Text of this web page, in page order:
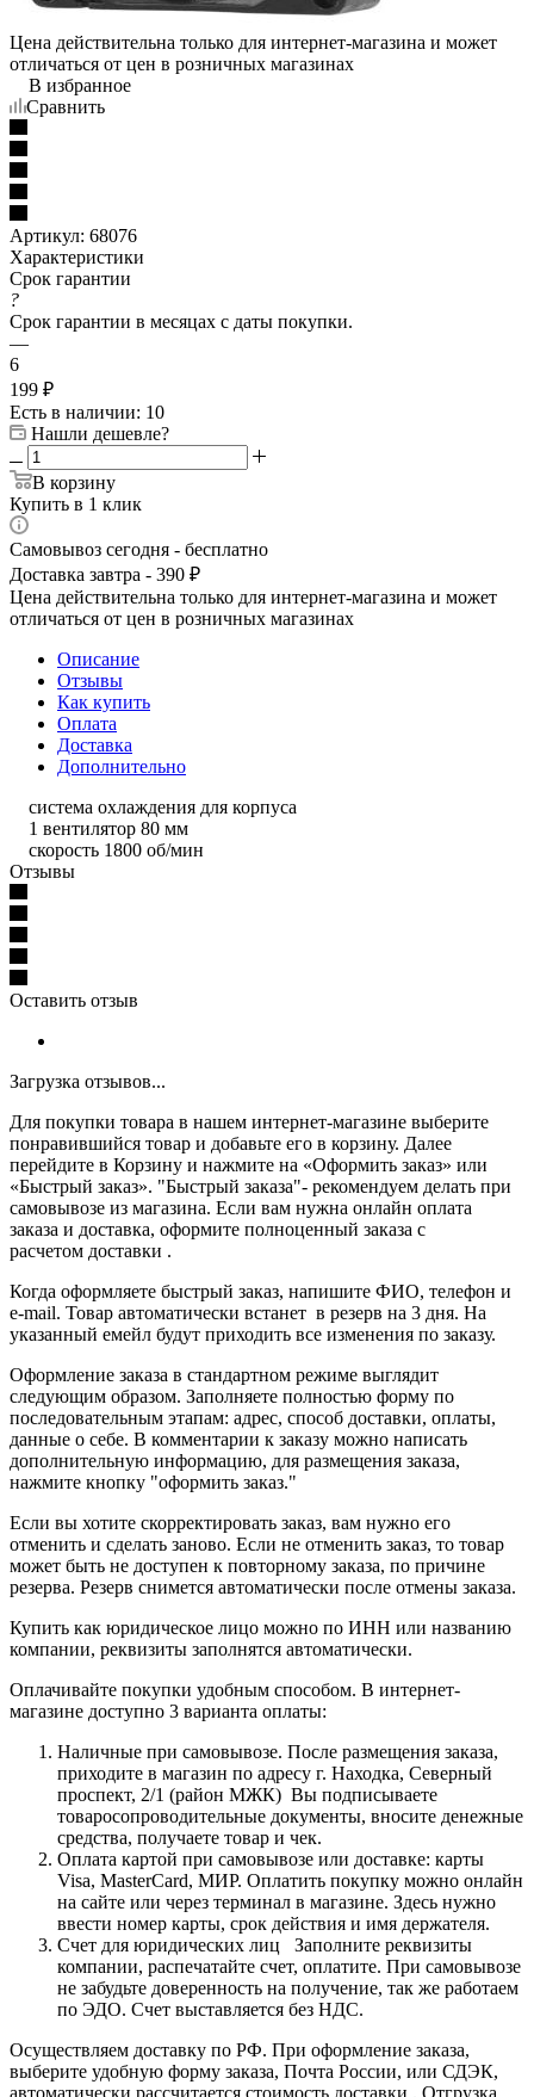
Цена действительна только для интернет-магазина и может
отличаться от цен в розничных магазинах
В избранное
Сравнить
Артикул: 68076
Характеристики
Срок гарантии
?
Срок гарантии в месяцах с даты покупки.
—
6
199 ₽
Есть в наличии: 10
Нашли дешевле?
В корзину
Купить в 1 клик
Самовывоз сегодня - бесплатно
Доставка завтра - 390 ₽
Цена действительна только для интернет-магазина и может
отличаться от цен в розничных магазинах
Описание
Отзывы
Как купить
Оплата
Доставка
Дополнительно
система охлаждения для корпуса
1 вентилятор 80 мм
скорость 1800 об/мин
Отзывы
Оставить отзыв
Загрузка отзывов...
Для покупки товара в нашем интернет-магазине выберите
понравившийся товар и добавьте его в корзину. Далее
перейдите в Корзину и нажмите на «Оформить заказ» или
«Быстрый заказ». "Быстрый заказа"- рекомендуем делать при
самовывозе из магазина. Если вам нужна онлайн оплата
заказа и доставка, оформите полноценный заказа с
расчетом доставки .
Когда оформляете быстрый заказ, напишите ФИО, телефон и
e-mail. Товар автоматически встанет в резерв на 3 дня. На
указанный емейл будут приходить все изменения по заказу.
Оформление заказа в стандартном режиме выглядит
следующим образом. Заполняете полностью форму по
последовательным этапам: адрес, способ доставки, оплаты,
данные о себе. В комментарии к заказу можно написать
дополнительную информацию, для размещения заказа,
нажмите кнопку "оформить заказ."
Если вы хотите скорректировать заказ, вам нужно его
отменить и сделать заново. Если не отменить заказ, то товар
может быть не доступен к повторному заказа, по причине
резерва. Резерв снимется автоматически после отмены заказа.
Купить как юридическое лицо можно по ИНН или названию
компании, реквизиты заполнятся автоматически.
Оплачивайте покупки удобным способом. В интернет-
магазине доступно 3 варианта оплаты:
Наличные при самовывозе. После размещения заказа,
приходите в магазин по адресу г. Находка, Северный
проспект, 2/1 (район МЖК) Вы подписываете
товаросопроводительные документы, вносите денежные
средства, получаете товар и чек.
Оплата картой при самовывозе или доставке: карты
Visa, MasterCard, МИР. Оплатить покупку можно онлайн
на сайте или через терминал в магазине. Здесь нужно
ввести номер карты, срок действия и имя держателя.
Счет для юридических лиц Заполните реквизиты
компании, распечатайте счет, оплатите. При самовывозе
не забудьте доверенность на получение, так же работаем
по ЭДО. Счет выставляется без НДС.
Осуществляем доставку по РФ. При оформление заказа,
выберите удобную форму заказа, Почта России, или СДЭК,
автоматически рассчитается стоимость доставки . Отгрузка